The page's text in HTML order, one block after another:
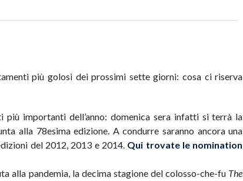
più golosi dei prossimi sette giorni: cosa ci riserva
più importanti dell’anno: domenica sera infatti si terrà la
alla 78esima edizione. A condurre saranno ancora una
del 2012, 2013 e 2014. Qui trovate le nomination
alla pandemia, la decima stagione del colosso-che-fu The